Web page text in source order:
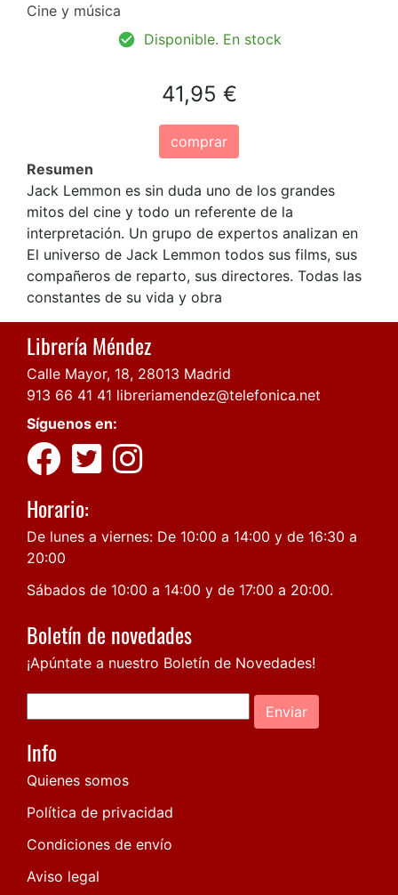
Cine y música
Disponible. En stock
41,95 €
comprar
Resumen
Jack Lemmon es sin duda uno de los grandes
mitos del cine y todo un referente de la
interpretación. Un grupo de expertos analizan en
El universo de Jack Lemmon todos sus films, sus
compañeros de reparto, sus directores. Todas las
constantes de su vida y obra
Librería Méndez
Calle Mayor, 18, 28013 Madrid
913 66 41 41 libreriamendez@telefonica.net
Síguenos en:
Horario:
De lunes a viernes: De 10:00 a 14:00 y de 16:30 a
20:00
Sábados de 10:00 a 14:00 y de 17:00 a 20:00.
Boletín de novedades
¡Apúntate a nuestro Boletín de Novedades!
Enviar
Info
Quienes somos
Política de privacidad
Condiciones de envío
Aviso legal